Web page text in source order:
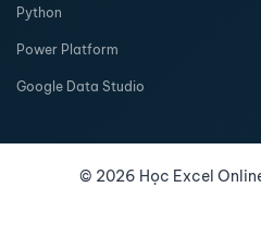
Python
Power Platform
Google Data Studio
© 2026 Học Excel